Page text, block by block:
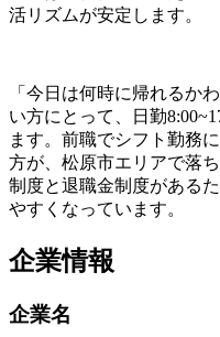
活リズムが安定します。
「今日は何時に帰れるか
い方にとって、日勤
ます。前職でシフト勤務
方が、松原市エリアで落
制度と退職金制度がある
やすくなっています。
企業情報
企業名